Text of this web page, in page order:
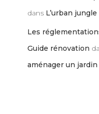
dans L’urban
Les
Guide rénovation
aménager un